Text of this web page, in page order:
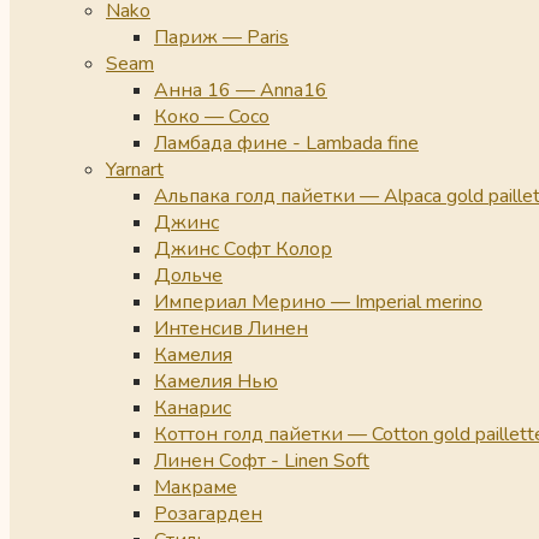
Nako
Париж — Paris
Seam
Анна 16 — Anna16
Коко — Coco
Ламбада фине - Lambada fine
Yarnart
Альпака голд пайетки — Alpaca gold
Джинс
Джинс Софт Колор
Дольче
Империал Мерино — Imperial merino
Интенсив Линен
Камелия
Камелия Нью
Канарис
Коттон голд пайетки — Cotton gold
Линен Софт - Linen Soft
Макраме
Розагарден